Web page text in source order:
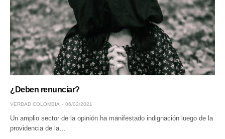
¿Deben renunciar?
VERDAD COLOMBIA 06/02/2021
Un amplio sector de la opinión ha manifestado indignación luego de la
providencia de la…